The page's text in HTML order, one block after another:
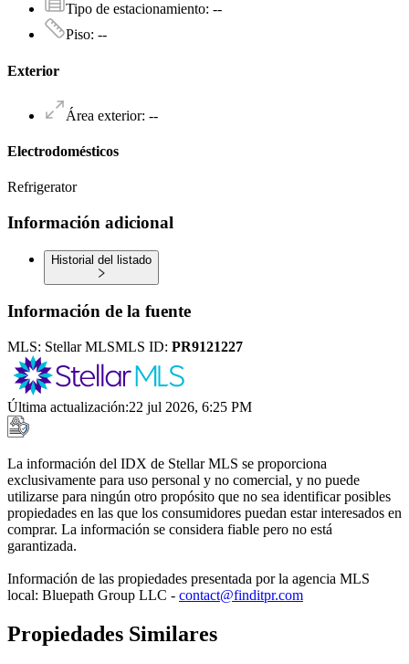
Tipo de estacionamiento: --
Piso: --
Exterior
Área exterior: --
Electrodomésticos
Refrigerator
Información adicional
Historial del listado
Información de la fuente
MLS: Stellar MLSMLS ID: PR9121227
Última actualización:22 jul 2026, 6:25 PM
La información del IDX de Stellar MLS se proporciona
exclusivamente para uso personal y no comercial, y no puede
utilizarse para ningún otro propósito que no sea identificar posibles
propiedades en las que los consumidores puedan estar interesados en
comprar. La información se considera fiable pero no está
garantizada.
Información de las propiedades presentada por la agencia MLS
local: Bluepath Group LLC - contact@finditpr.com
Propiedades Similares